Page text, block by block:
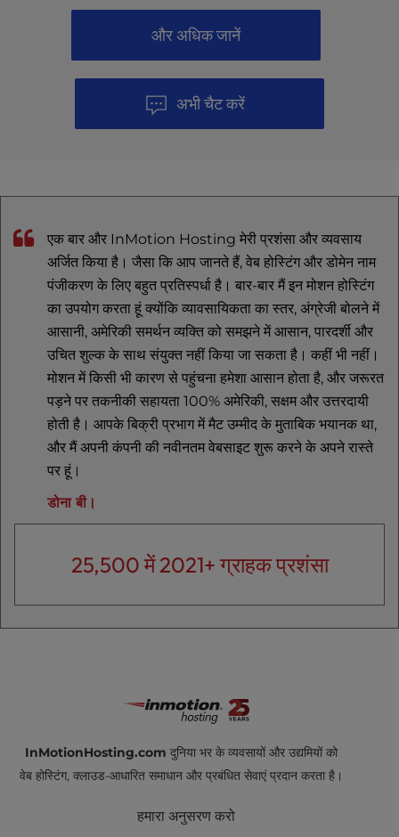
और अधिक जानें
अभी चैट करें
एक बार और InMotion Hosting मेरी प्रशंसा और व्यवसाय
अर्जित किया है। जैसा कि आप जानते हैं, वेब होस्टिंग और डोमेन नाम
पंजीकरण के लिए बहुत प्रतिस्पर्धा है। बार-बार मैं इन मोशन होस्टिंग
का उपयोग करता हूं क्योंकि व्यावसायिकता का स्तर, अंग्रेजी बोलने में
आसानी, अमेरिकी समर्थन व्यक्ति को समझने में आसान, पारदर्शी और
उचित शुल्क के साथ संयुक्त नहीं किया जा सकता है। कहीं भी नहीं।
मोशन में किसी भी कारण से पहुंचना हमेशा आसान होता है, और जरूरत
पड़ने पर तकनीकी सहायता 100% अमेरिकी, सक्षम और उत्तरदायी
होती है। आपके बिक्री प्रभाग में मैट उम्मीद के मुताबिक भयानक था,
और मैं अपनी कंपनी की नवीनतम वेबसाइट शुरू करने के अपने रास्ते
पर हूं।
डोना बी।
25,500 में 2021+ ग्राहक प्रशंसा
InMotionHosting.com दुनिया भर के व्यवसायों और उद्यमियों को
वेब होस्टिंग, क्लाउड-आधारित समाधान और प्रबंधित सेवाएं प्रदान करता है।
हमारा अनुसरण करो